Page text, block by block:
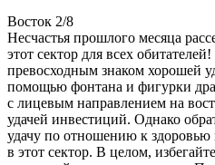
Восток 2/8
Несчастья прошлого месяца
этот сектор для всех
превосходным знаком хорошей
помощью фонтана и фигурки
с лицевым направлением на
удачей инвестиций. Однако
удачу по отношению к здоровью
в этот сектор. В целом,